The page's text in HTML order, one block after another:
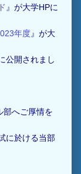
』が大学HPに
年度』が大
公開されまし
部へご厚情を
に於ける当部